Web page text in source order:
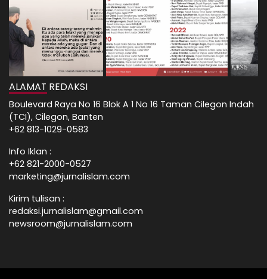
ALAMAT REDAKSI
Boulevard Raya No 16 Blok A 1 No 16 Taman Cilegon Indah
(TCI), Cilegon, Banten
+62 813-1029-0583
Info Iklan :
+62 821-2000-0527
marketing@jurnalislam.com
Kirim tulisan :
redaksi.jurnalislam@gmail.com
newsroom@jurnalislam.com